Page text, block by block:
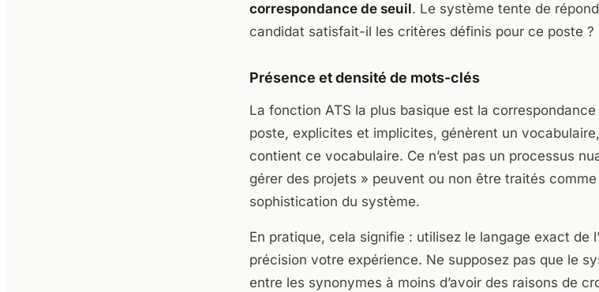
correspondance de seuil. Le système tente de
candidat satisfait-il les critères définis pour ce poste ?
Présence et densité de mots-clés
La fonction ATS la plus basique est la
poste, explicites et implicites, génèrent un
contient ce vocabulaire. Ce n’est pas un processus
gérer des projets » peuvent ou non être traités
sophistication du système.
En pratique, cela signifie : utilisez le langage exact de
précision votre expérience. Ne supposez pas que le
entre les synonymes à moins d’avoir des raisons de